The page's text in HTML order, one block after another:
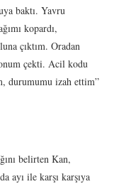
baktı. Yavru
kopardı,
çıktım. Oradan
çekti. Acil kodu
durumumu izah ettim”
belirten Kan,
ayı ile karşı karşıya